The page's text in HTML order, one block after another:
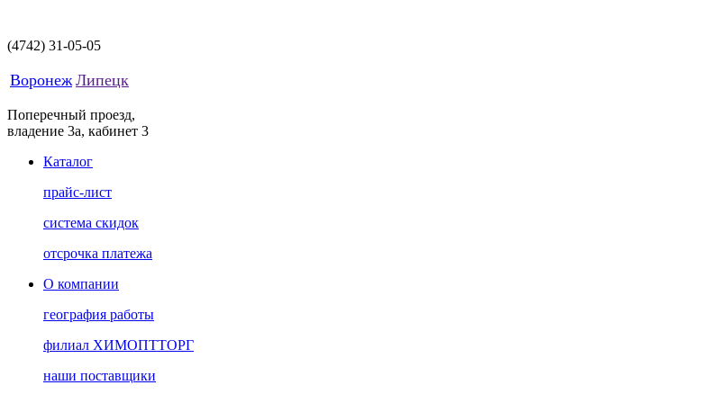
(4742) 31-05-05
Воронеж Липецк
Поперечный проезд,
владение 3а, кабинет 3
Каталог
прайс-лист
система скидок
отсрочка платежа
О компании
география работы
филиал ХИМОПТТОРГ
наши поставщики